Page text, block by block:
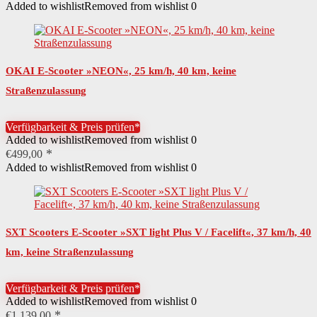
Added to wishlistRemoved from wishlist 0
OKAI E-Scooter »NEON«, 25 km/h, 40 km, keine
Straßenzulassung
Verfügbarkeit & Preis prüfen*
Added to wishlistRemoved from wishlist 0
€499,00
Added to wishlistRemoved from wishlist 0
SXT Scooters E-Scooter »SXT light Plus V / Facelift«, 37 km/h, 40
km, keine Straßenzulassung
Verfügbarkeit & Preis prüfen*
Added to wishlistRemoved from wishlist 0